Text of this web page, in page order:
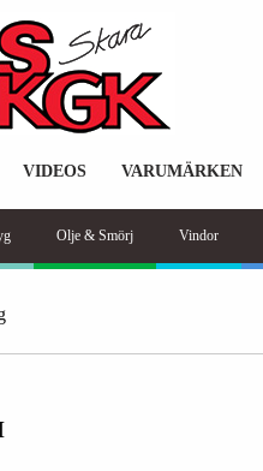
VIDEOS VARUMÄRKEN
Olje & Smörj Vindor